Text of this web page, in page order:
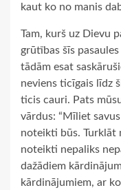
kaut ko no manis
Tam, kurš uz Dievu
grūtības šīs
tādām esat
neviens ticīgais līdz
ticis cauri. Pats
vārdus: “Mīliet
noteikti būs. Turklāt
noteikti nepaliks
dažādiem
kārdinājumiem, ar